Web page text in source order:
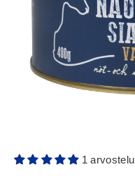
1 arvostelu